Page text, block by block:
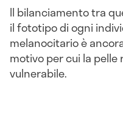
Il bilanciamento tra
il fototipo di ogni
melanocitario è
motivo per cui la
vulnerabile.